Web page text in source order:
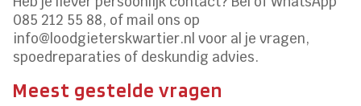
085 212 55 88, of mail ons op
info@loodgieterskwartier.nl voor al je vragen,
spoedreparaties of deskundig advies.
Meest gestelde vragen